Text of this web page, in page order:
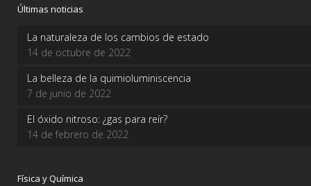
Últimas noticias
La naturaleza de los cambios de estado
14 de octubre de 2022
La belleza de la quimioluminiscencia
7 de junio de 2022
El óxido nitroso: ¿gas para reír?
14 de febrero de 2022
Física y Química